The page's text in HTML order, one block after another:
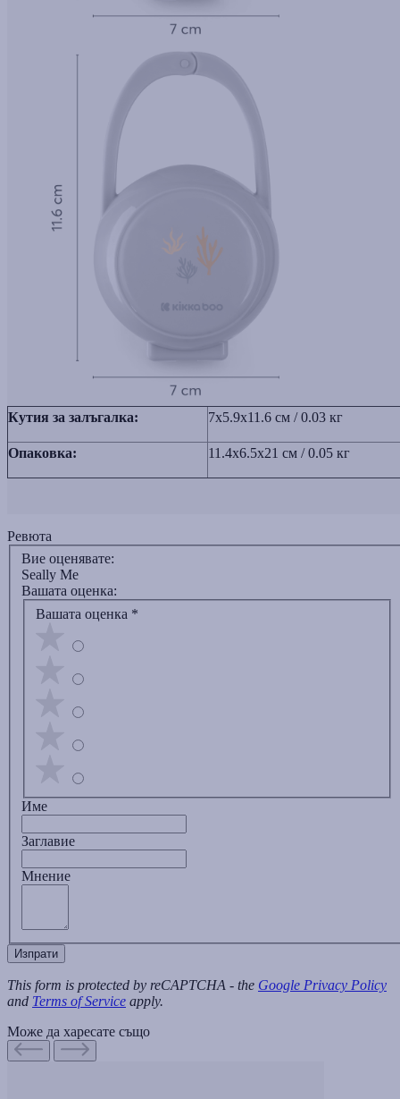
Кутия за залъгалка: 7x5.9x11.6 см / 0.03 кг
Опаковка: 11.4x6.5x21 см / 0.05 кг
Ревюта
Вие оценявате:
Seally Me
Вашата оценка:
Вашата оценка *
Име
Заглавиe
Мнение
Изпрати
This form is protected by reCAPTCHA - the Google Privacy Policy
and Terms of Service apply.
Може да харесате също